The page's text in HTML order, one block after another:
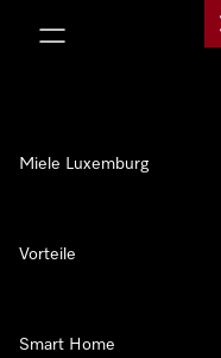
Miele Luxemburg
Vorteile
Smart Home